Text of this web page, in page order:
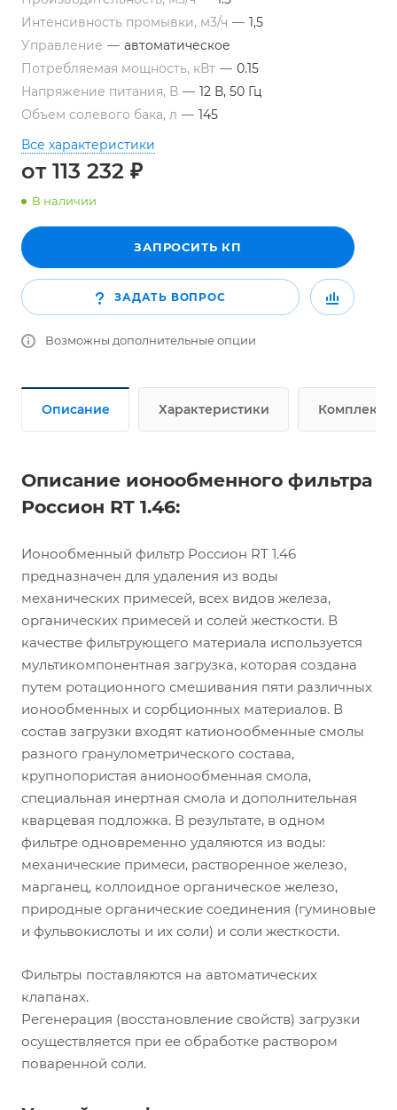
Интенсивность промывки, м3/ч — 1,5
Управление — автоматическое
Потребляемая мощность, кВт — 0.15
Напряжение питания, В — 12 В, 50 Гц
Объем солевого бака, л — 145
Все характеристики
от 113 232 ₽
В наличии
ЗАПРОСИТЬ КП
ЗАДАТЬ ВОПРОС
Возможны дополнительные опции
Описание Характеристики Комплект
Описание ионообменного фильтра
Россион RT 1.46:
Ионообменный фильтр Россион RT 1.46
предназначен для удаления из воды
механических примесей, всех видов железа,
органических примесей и солей жесткости. В
качестве фильтрующего материала используется
мультикомпонентная загрузка, которая создана
путем ротационного смешивания пяти различных
ионообменных и сорбционных материалов. В
состав загрузки входят катионообменные смолы
разного гранулометрического состава,
крупнопористая анионообменная смола,
специальная инертная смола и дополнительная
кварцевая подложка. В результате, в одном
фильтре одновременно удаляются из воды:
механические примеси, растворенное железо,
марганец, коллоидное органическое железо,
природные органические соединения (гуминовые
и фульвокислоты и их соли) и соли жесткости.
Фильтры поставляются на автоматических
клапанах.
Регенерация (восстановление свойств) загрузки
осуществляется при ее обработке раствором
поваренной соли.